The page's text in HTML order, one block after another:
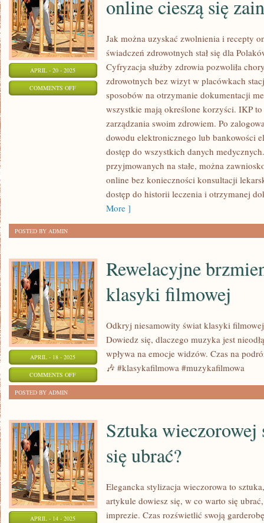
APRIL - 20 - 2025
COMMENTS OFFON
ZAINTERESOWANIEM
online cieszą się
Jak można uzyskać zwolnienia i recepty
świadczeń zdrowotnych stał się dla
Cyfryzacja służby zdrowia pozwoliła
zdrowotnych bez wizyt w placówkach
sposobów na otrzymanie dokumentacji
wszystkie mają określone korzyści. IKP
zarządzania swoim zdrowiem. Po
dowodu elektronicznego lub bankowości
dostęp do wszystkich danych
przyjmowanych na stałe, można
online bez konieczności konsultacji
dostęp do historii leczenia i otrzymanej
More ]
POSTED BY ADMIN
APRIL - 18 - 2025
COMMENTS OFFON
MAGIA
KLASYKI
FILMOWEJ
Rewelacyjne
klasyki filmowej
Odkryj niesamowity świat klasyki
Dowiedz się, dlaczego muzyka jest
wpływa na emocje widzów. Czas na
🎶 #klasykafilmowa #muzykafilmowa
POSTED BY ADMIN
APRIL - 14 - 2025
Sztuka
się ubrać?
Elegancka stylizacja wieczorowa to
artykule dowiesz się, w co warto się
imprezie. Czas rozświetlić swoją